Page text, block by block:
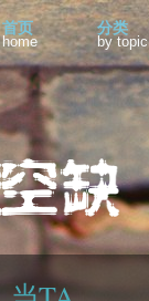
首页
home
分类
by topic